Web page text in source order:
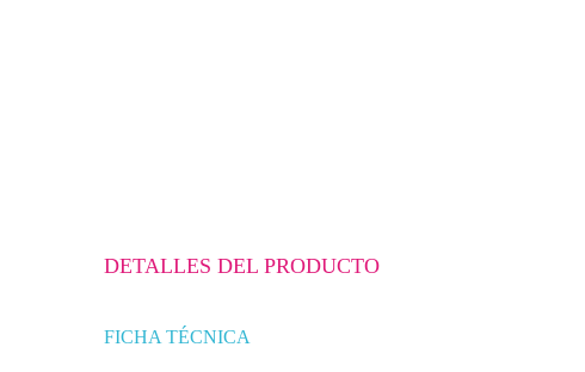
DETALLES DEL PRODUCTO
FICHA TÉCNICA